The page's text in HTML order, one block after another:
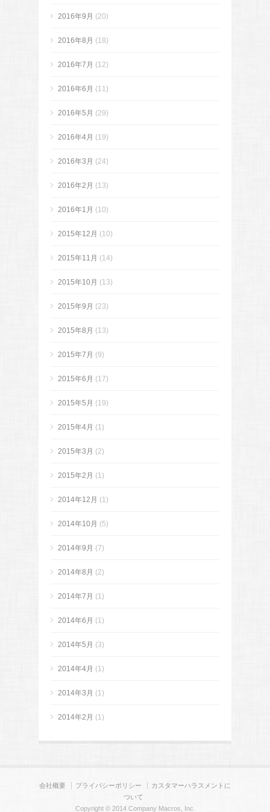
2016年9月 (20)
2016年8月 (18)
2016年7月 (12)
2016年6月 (11)
2016年5月 (29)
2016年4月 (19)
2016年3月 (24)
2016年2月 (13)
2016年1月 (10)
2015年12月 (10)
2015年11月 (14)
2015年10月 (13)
2015年9月 (23)
2015年8月 (13)
2015年7月 (9)
2015年6月 (17)
2015年5月 (19)
2015年4月 (1)
2015年3月 (2)
2015年2月 (1)
2014年12月 (1)
2014年10月 (5)
2014年9月 (7)
2014年8月 (2)
2014年7月 (1)
2014年6月 (1)
2014年5月 (3)
2014年4月 (1)
2014年3月 (1)
2014年2月 (1)
会社概要 プライバシーポリシー
カスタマーハラスメントに
ついて
Copyright © 2014 Company Macros, Inc.